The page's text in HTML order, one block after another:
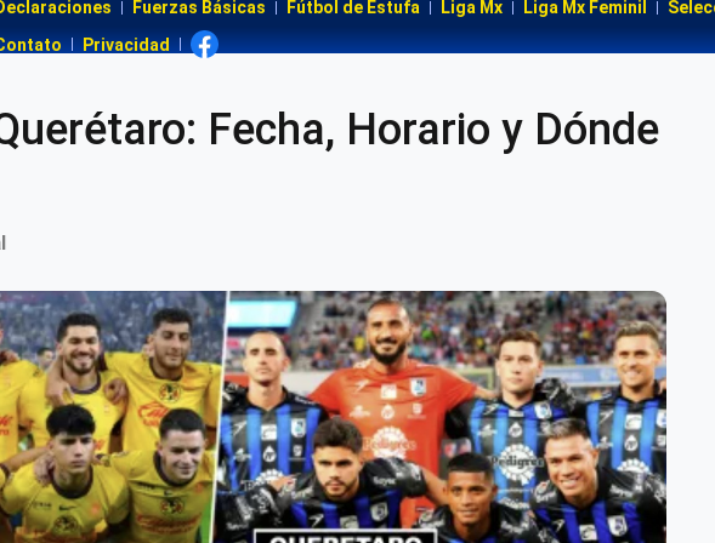
Fuerzas Básicas Fútbol de Estufa Liga Mx Liga Mx Feminil
Privacidad
Fecha, Horario y Dónde